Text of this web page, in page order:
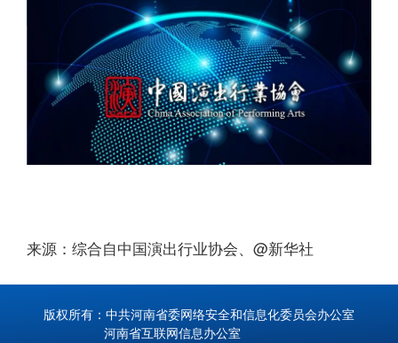
来源：综合自中国演出行业协会、@新华社
版权所有：中共河南省委网络安全和信息化委员会办公室
河南省互联网信息办公室